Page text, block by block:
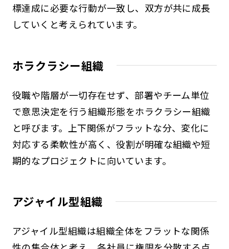
標達成に必要な行動が一致し、双方が共に成長
していくと考えられています。
ホラクラシー組織
役職や階層が一切存在せず、部署やチーム単位
で意思決定を行う組織形態をホラクラシー組織
と呼びます。上下関係がフラットな分、変化に
対応する柔軟性が高く、役割が明確な組織や短
期的なプロジェクトに向いています。
アジャイル型組織
アジャイル型組織は組織全体をフラットな関係